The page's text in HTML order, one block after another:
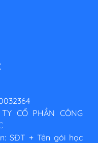
CỔ PHẦN CÔNG
SĐT + Tên gói học